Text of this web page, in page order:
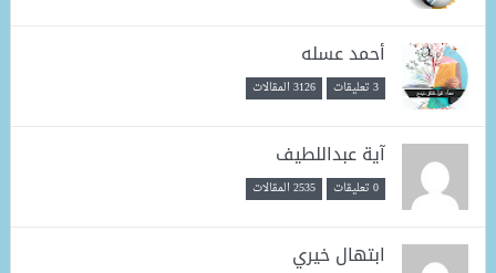
أحمد عسله
3 تعليقات 3126 المقالات
آية عبداللطيف
0 تعليقات 2535 المقالات
ابتهال خيري